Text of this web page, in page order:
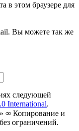
в этом браузере для
Вы можете так же
следующей
International.
∞ Копирование и
ограничений.